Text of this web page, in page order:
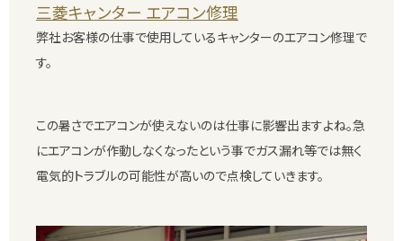
三菱キャンター エアコン修理
弊社お客様の仕事で使用しているキャンターのエアコン修理で
す。
この暑さでエアコンが使えないのは仕事に影響出ますよね。急
にエアコンが作動しなくなったという事でガス漏れ等では無く
電気的トラブルの可能性が高いので点検していきます。